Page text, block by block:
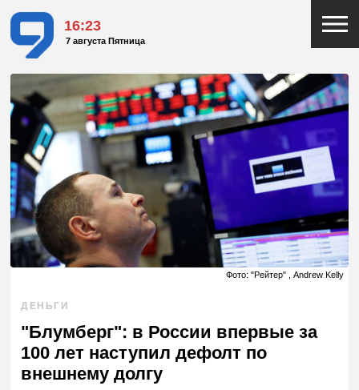
16:24
7 августа Пятница
Фото: "Рейтер" , Andrew Kelly
ДЕНЬГИ
"Блумберг": в России впервые за
100 лет наступил дефолт по
внешнему долгу